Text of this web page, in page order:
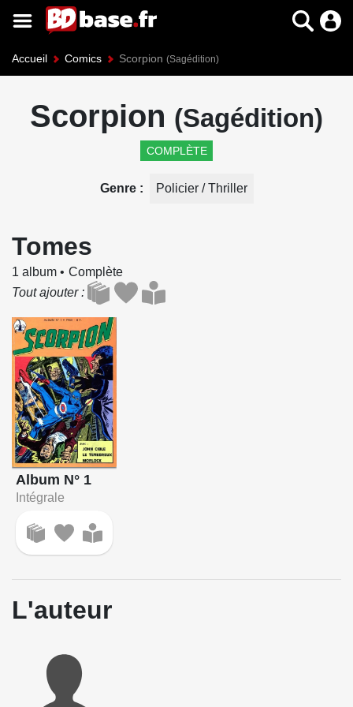
Accueil Comics Scorpion (Sagédition)
Scorpion (Sagédition)
COMPLÈTE
Genre Policier / Thriller
Tomes
1 album
Complète
Tout ajouter
Album N° 1
Intégrale
L'auteur